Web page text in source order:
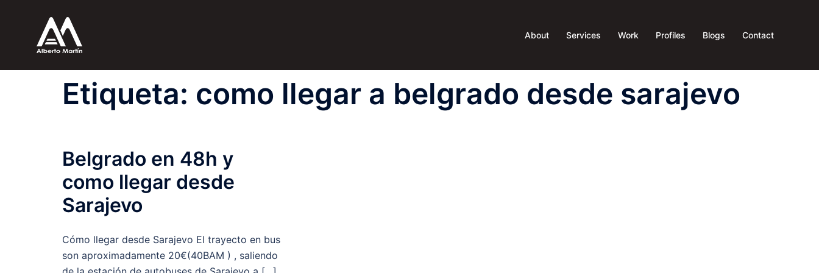
contenido
About Services Work Profiles Blogs Contact
Etiqueta: como llegar a belgrado desde sarajevo
Belgrado en 48h y
como llegar desde
Sarajevo
Cómo llegar desde Sarajevo El trayecto en bus
son aproximadamente 20€(40BAM ) , saliendo